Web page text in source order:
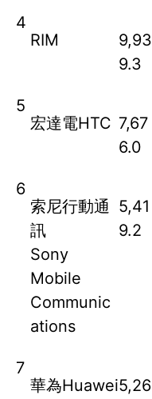
4
RIM
9,93
9.3
5
宏達電HTC 7,67
6.0
6
索尼行動通
訊
Sony
Mobile
Communic
ations
5,41
9.2
7
華為Huawei5,26